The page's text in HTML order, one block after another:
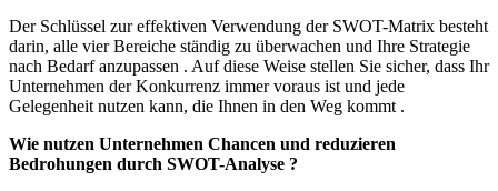
Der Schlüssel zur effektiven Verwendung der SWOT-Matrix besteht
darin, alle vier Bereiche ständig zu überwachen und Ihre Strategie
nach Bedarf anzupassen . Auf diese Weise stellen Sie sicher, dass Ihr
Unternehmen der Konkurrenz immer voraus ist und jede
Gelegenheit nutzen kann, die Ihnen in den Weg kommt .
Wie nutzen Unternehmen Chancen und reduzieren
Bedrohungen durch SWOT-Analyse ?